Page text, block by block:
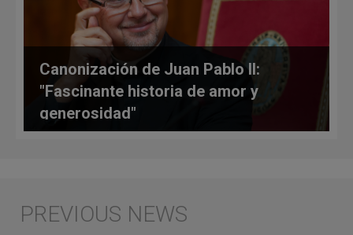
Canonización de Juan Pablo II:
"Fascinante historia de amor y
generosidad"